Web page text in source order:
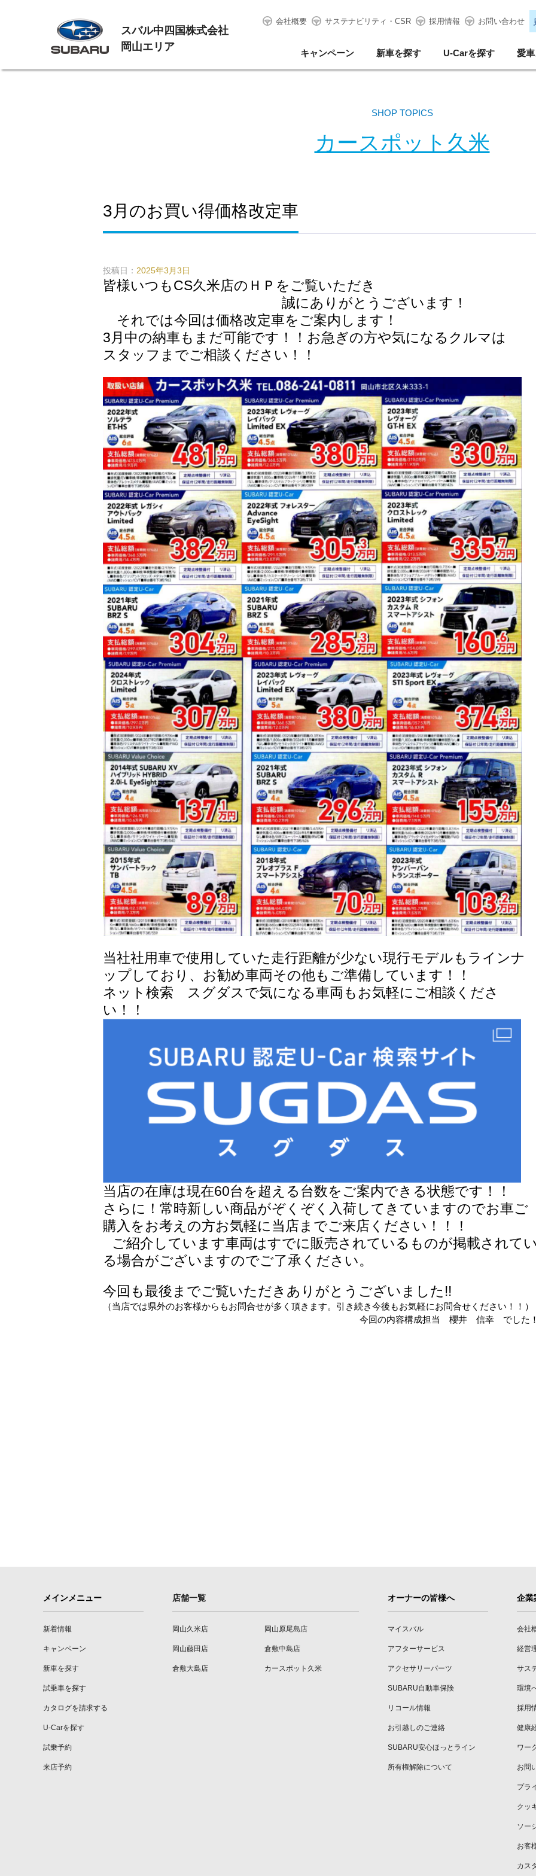
スバル中四国株式会社
岡山エリア
会社概要 サステナビリティ・CSR 採用情報 お問い合わせ
キャンペーン 新車を探す U-Carを探す 愛
SHOP TOPICS
カースポット久米
3月のお買い得価格改定車
投稿日： 2025年3月3日
皆様いつもCS久米店のＨＰをご覧いただき
誠にありがとうございます！
それでは今回は価格改定車をご案内します！
3月中の納車もまだ可能です！！ お急ぎの方や気になるクルマは
スタッフまでご相談ください！！
当社社用車で使用していた走行距離が少ない現行モデルもラインナ
ップしており、お勧め車両その他もご準備しています！！
ネット検索 スグダスで気になる車両もお気軽にご相談くださ
い！！
当店の在庫は現在60台を超える台数をご案内できる状態です！！
さらに！常時新しい商品がぞくぞく入荷してきていますのでお車ご
購入をお考えの方お気軽に当店までご来店ください！！！
ご紹介しています車両はすでに販売されているものが掲載されてい
る場合がございますのでご了承ください。
今回も最後までご覧いただきありがとうございました!!
（当店では県外のお客様からもお問合せが多く頂きます。引き続き今後もお気軽にお問合せください！！）
今回の内容構成担当 櫻井 信幸 でした！
メインメニュー
新着情報
キャンペーン
新車を探す
試乗車を探す
カタログを請求する
U-Carを探す
試乗予約
来店予約
店舗一覧
岡山久米店 岡山原尾島店
岡山藤田店 倉敷中島店
倉敷大島店 カースポット久米
オーナーの皆様へ
マイスバル
アフターサービス
アクセサリーパーツ
SUBARU自動車保険
リコール情報
お引越しのご連絡
SUBARU安心ほっとライン
所有権解除について
企業
会社
経営
サス
環境
採用
健康
ワー
お問
プラ
クッ
ソー
お客
カス